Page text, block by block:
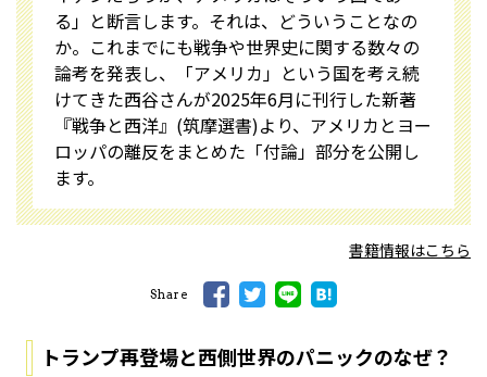
る」と断言します。それは、どういうことなの
か。これまでにも戦争や世界史に関する数々の
論考を発表し、「アメリカ」という国を考え続
けてきた西谷さんが2025年6月に刊行した新著
『戦争と西洋』(筑摩選書)より、アメリカとヨー
ロッパの離反をまとめた「付論」部分を公開し
ます。
書籍情報はこちら
Share
トランプ再登場と西側世界のパニックのなぜ？